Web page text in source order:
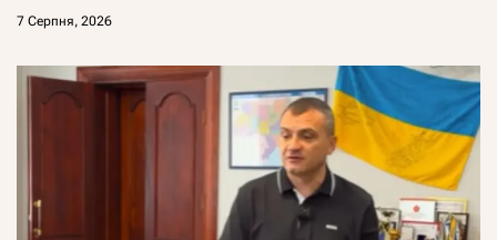
7 Серпня, 2026